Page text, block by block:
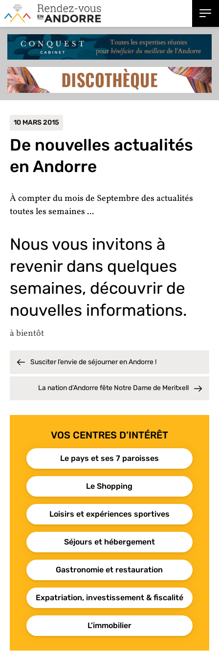
10 MARS 2015
De nouvelles actualités
en Andorre
À compter du mois de Septembre des actualités
toutes les semaines ...
Nous vous invitons à
revenir dans quelques
semaines, découvrir de
nouvelles informations.
à bientôt
VOS CENTRES D’INTÉRÊT
Le pays et ses 7 paroisses
Le Shopping
Loisirs et expériences sportives
Séjours et hébergement
Gastronomie et restauration
Expatriation, investissement & fiscalité
L’immobilier
Susciter l’envie de séjourner en Andorre !
La nation d’Andorre fête Notre Dame de Meritxell